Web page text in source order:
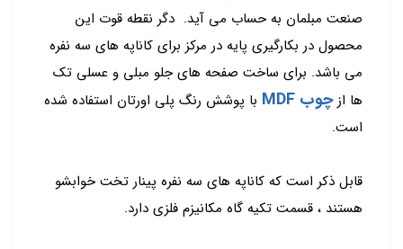
صنعت مبلمان به حساب می آید. دگر نقطه قوت این
محصول در بکارگیری پایه در مرکز برای کاناپه های سه نفره
می باشد. برای ساخت صفحه های جلو مبلی و عسلی تک
ها ازچوب MDF
با پوشش رنگ پلی اورتان استفاده شده
است.
قابل ذکر است که کاناپه های سه نفره پینار تخت خوابشو
هستند ، قسمت تکیه گاه مکانیزم فلزی دارد.